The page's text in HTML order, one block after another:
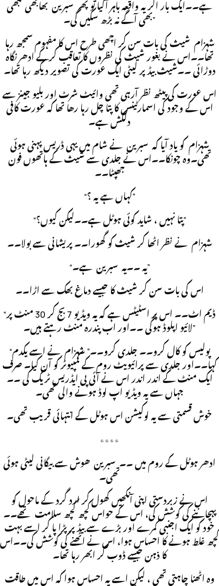
ہے۔۔ایک بار اگر یہ واقعہ باہر آگیا تو پھر سبرین بھابھی کبھی
بھی آگے نہ بڑھ سکیں گی۔”
شہزام شیث کی بات سن کر اچھی طرح اس کا مفہوم سمجھ رہا
تھا۔۔اس نے بغور شیث کی نظروں کا تعاقب کرکے ادھر نگاہ
دوڑائی ۔۔شیث بیڈ پر لیٹی ایک عورت کی تصویر دیکھ رہا تھا۔
اس عورت کی پیٹھ نظر آرہی تھی وائیٹ شرٹ اور بلیو جینز سے
اس کے وجود کی اسمارٹینس کا پتا چل رہا رھا تھا کہ عورت کافی
دلکش ہے۔
شہزام کو یاد آیا کہ سبرین نے شام میں یہی ڈریس پہنی ہوئی
تھی۔وہ چونکا۔۔اس نے جلدی سے شیث کے ہاتھوں فون
جھپٹا۔۔
“کہاں ہے یہ ؟”
“پتا نہیں ، شاید کوئی ہوٹل ہے۔۔لیکن کیوں؟”
شہزام نے نظر اٹھا کر شیث کو گھورا۔۔ پریشانی سے بولا۔۔
“یہ ۔۔یہ سبرین ہے۔”
اس کی بات سن کر شیث کا جیسے دماغ بھک سے اڑا۔۔
“ڈیم اٹ۔۔ اس پر اسٹیٹس ہے کہ یہ ویڈیو 7 بج کر 30 منٹ پر
لائیو اپلوڈ ہوگی ۔۔اور اب پندرہ منٹ رہتے ہیں۔”
“پولیس کو کال کرو۔۔ جلدی کرو۔۔” شہزام نے اسے یکدم
کہا۔۔اور جلدی سے پرائیویٹ روم کے کمپیوٹر کو آن کیا۔ صرف
ایک منٹ کے اندر اندر اس نے آئی پی ایڈریس ٹریک کی ۔۔
جہاں سے یہ ویڈیو اپ لوڈ ہونے والی تھی۔
خوش قسمتی سے یہ لوکیشن اس ہوٹل کے انتہائی قریب تھی۔
٭٭٭٭
ادھر ہوٹل کے روم میں ۔۔ سبرین ھوش سے بیگانی لیٹی ہوئی
تھی۔
اس نے زبردستی اپنی آنکھیں کھول کر ارد گرد کے ماحول کو
پہچاننے کی کوشش کی، اس کے حواس کچھ کچھ سلامت تھے۔۔
خود کو ایک اجنبی کمرے اور بڑے سے بیڈ پر پڑا پا کر اسے بہت
کچھ غلط ہونے کا احساس ہوا، اس نے اٹھنے کی کوشش کی۔۔اس
کا ذہن جیسے ڈوب کر ابھر رہا تھا۔
وہ اٹھنا چاہتی تھی ، لیکن اسے یہ احساس ہوا کہ اس میں طاقت